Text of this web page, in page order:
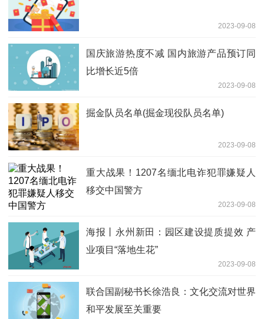
2023-09-08
国庆旅游热度不减 国内旅游产品预订同
比增长近5倍
2023-09-08
掘金队员名单(掘金现役队员名单)
2023-09-08
重大战果！1207名缅北电诈犯罪嫌疑人
移交中国警方
2023-09-08
海报丨永州新田：园区建设提质提效 产
业项目“落地生花”
2023-09-08
联合国副秘书长徐浩良：文化交流对世界
和平发展至关重要